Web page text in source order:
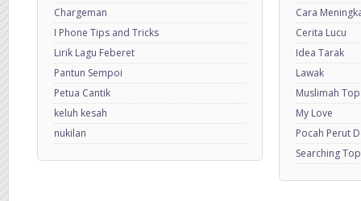
Chargeman
I Phone Tips and Tricks
Lirik Lagu Feberet
Pantun Sempoi
Petua Cantik
keluh kesah
nukilan
Cara
Cerita Lucu
Idea Tarak
Lawak
Muslimah
My Love
Pocah Perut
Searching